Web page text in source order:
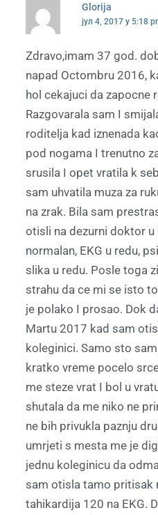
Glorija
јул 4, 2017 у 5:18
Zdravo,imam 37 god.
napad Octombru 2016,
hol cekajuci da zapocne
Razgovarala sam I
roditelja kad iznenada
pod nogama I trenutno
srusila I opet vratila k
sam uhvatila muza za
na zrak. Bila sam
otisli na dezurni doktor
normalan, EKG u redu,
slika u redu. Posle toga
strahu da ce mi se isto
je polako I prosao. Dok
Martu 2017 kad sam
koleginici. Samo sto
kratko vreme pocelo
me steze vrat I bol u
shutala da me niko ne
ne bih privukla paznju
umrjeti s mesta me je
jednu koleginicu da
sam otisla tamo pritisak
tahikardija 120 na EKG.